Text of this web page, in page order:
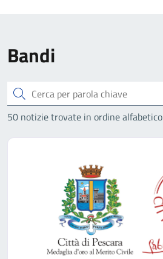
Bandi
Cerca
50 notizie trovate in ordine alfabetico